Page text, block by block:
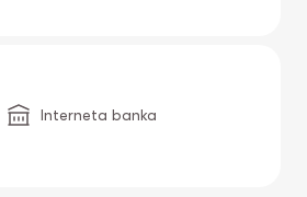
Interneta banka